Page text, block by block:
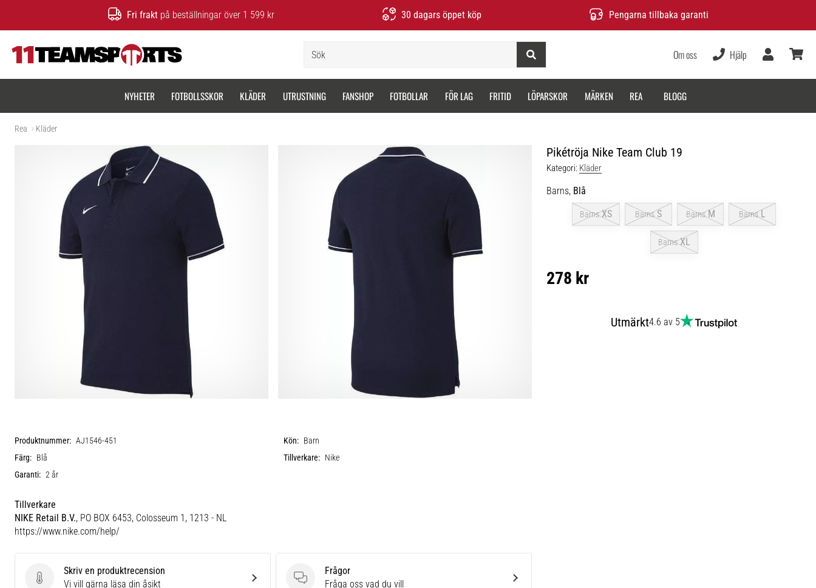
Fri frakt på beställningar över 1 599 kr 30 dagars öppet köp Pengarna tillbaka garanti
Om oss Hjälp
NYHETER FOTBOLLSSKOR KLÄDER UTRUSTNING FANSHOP FOTBOLLAR FÖR LAG FRITID LÖPARSKOR MÄRKEN REA BLOGG
Rea Kläder
Pikétröja Nike Team Club 19
Kategori: Kläder
Barns, Blå
Barns XS Barns S Barns M Barns L
Barns XL
278 kr
Utmärkt4.6 av 5
Produktnummer: AJ1546-451 Kön: Barn
Färg: Blå Tillverkare: Nike
Garanti: 2 år
Tillverkare
NIKE Retail B.V., PO BOX 6453, Colosseum 1, 1213 - NL
https://www.nike.com/help/
Skriv en produktrecension
Skriv en produktrecension
Vi vill gärna läsa din åsikt
Frågor
Frågor
Fråga oss vad du vill